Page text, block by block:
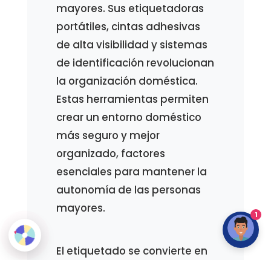
mayores. Sus etiquetadoras
portátiles, cintas adhesivas
de alta visibilidad y sistemas
de identificación revolucionan
la organización doméstica.
Estas herramientas permiten
crear un entorno doméstico
más seguro y mejor
organizado, factores
esenciales para mantener la
autonomía de las personas
mayores.
El etiquetado se convierte en
1